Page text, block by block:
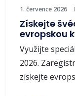
1. července 2026
Získejte
evropskou
Využijte
2026.
získejte